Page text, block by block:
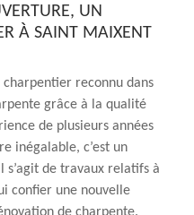
UN
À SAINT MAIXENT
reconnu dans
grâce à la qualité
de plusieurs années
inégalable, c’est un
s’agit de travaux relatifs à
confier une nouvelle